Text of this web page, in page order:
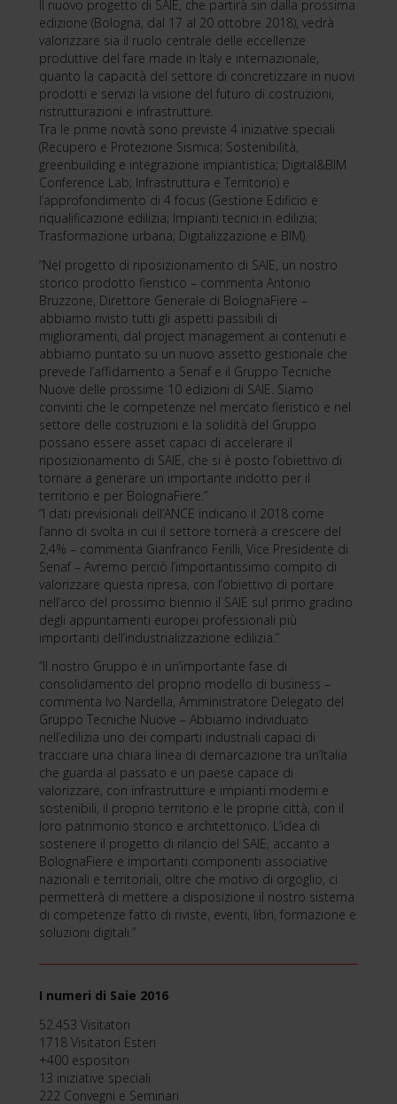
Il nuovo progetto di SAIE, che partirà sin dalla prossima
edizione (Bologna, dal 17 al 20 ottobre 2018), vedrà
valorizzare sia il ruolo centrale delle eccellenze
produttive del fare made in Italy e internazionale,
quanto la capacità del settore di concretizzare in nuovi
prodotti e servizi la visione del futuro di costruzioni,
ristrutturazioni e infrastrutture.
Tra le prime novità sono previste 4 iniziative speciali
(Recupero e Protezione Sismica; Sostenibilità,
greenbuilding e integrazione impiantistica; Digital&BIM
Conference Lab; Infrastruttura e Territorio) e
l’approfondimento di 4 focus (Gestione Edificio e
riqualificazione edilizia; Impianti tecnici in edilizia;
Trasformazione urbana; Digitalizzazione e BIM).
“Nel progetto di riposizionamento di SAIE, un nostro
storico prodotto fieristico – commenta Antonio
Bruzzone, Direttore Generale di BolognaFiere –
abbiamo rivisto tutti gli aspetti passibili di
miglioramenti, dal project management ai contenuti e
abbiamo puntato su un nuovo assetto gestionale che
prevede l’affidamento a Senaf e il Gruppo Tecniche
Nuove delle prossime 10 edizioni di SAIE. Siamo
convinti che le competenze nel mercato fieristico e nel
settore delle costruzioni e la solidità del Gruppo
possano essere asset capaci di accelerare il
riposizionamento di SAIE, che si è posto l’obiettivo di
tornare a generare un importante indotto per il
territorio e per BolognaFiere.”
“I dati previsionali dell’ANCE indicano il 2018 come
l’anno di svolta in cui il settore tornerà a crescere del
2,4% – commenta Gianfranco Ferilli, Vice Presidente di
Senaf – Avremo perciò l’importantissimo compito di
valorizzare questa ripresa, con l’obiettivo di portare
nell’arco del prossimo biennio il SAIE sul primo gradino
degli appuntamenti europei professionali più
importanti dell’industrializzazione edilizia.”
“Il nostro Gruppo è in un’importante fase di
consolidamento del proprio modello di business –
commenta Ivo Nardella, Amministratore Delegato del
Gruppo Tecniche Nuove – Abbiamo individuato
nell’edilizia uno dei comparti industriali capaci di
tracciare una chiara linea di demarcazione tra un’Italia
che guarda al passato e un paese capace di
valorizzare, con infrastrutture e impianti moderni e
sostenibili, il proprio territorio e le proprie città, con il
loro patrimonio storico e architettonico. L’idea di
sostenere il progetto di rilancio del SAIE, accanto a
BolognaFiere e importanti componenti associative
nazionali e territoriali, oltre che motivo di orgoglio, ci
permetterà di mettere a disposizione il nostro sistema
di competenze fatto di riviste, eventi, libri, formazione e
soluzioni digitali.”
I numeri di Saie 2016
52.453 Visitatori
1718 Visitatori Esteri
+400 espositori
13 iniziative speciali
222 Convegni e Seminari